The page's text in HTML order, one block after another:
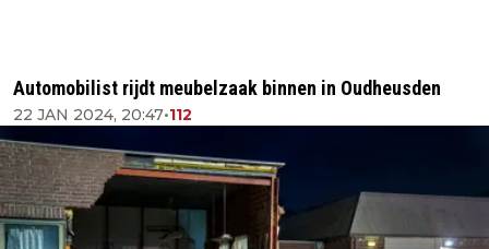
Automobilist rijdt meubelzaak binnen in Oudheusden
22 JAN 2024, 20:47•112